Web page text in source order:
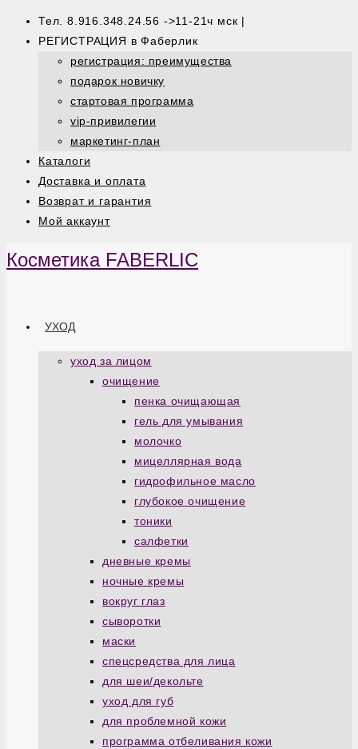
Тел. 8.916.348.24.56 ->11-21ч мск |
РЕГИСТРАЦИЯ в Фаберлик
регистрация: преимущества
подарок новичку
стартовая программа
vip-привилегии
маркетинг-план
Каталоги
Доставка и оплата
Возврат и гарантия
Мой аккаунт
Косметика FABERLIC
УХОД
уход за лицом
очищение
пенка очищающая
гель для умывания
молочко
мицеллярная вода
гидрофильное масло
глубокое очищение
тоники
салфетки
дневные кремы
ночные кремы
вокруг глаз
сыворотки
маски
спецсредства для лица
для шеи/декольте
уход для губ
для проблемной кожи
программа отбеливания кожи